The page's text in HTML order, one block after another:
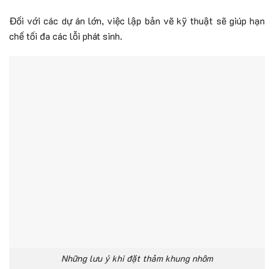
Đối với các dự án lớn, việc lập bản vẽ kỹ thuật sẽ giúp hạn
chế tối đa các lỗi phát sinh.
Những lưu ý khi đặt thảm khung nhôm